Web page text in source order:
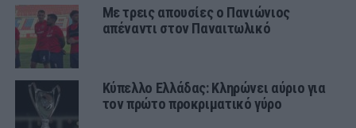
Με τρεις απουσίες ο Πανιώνιος
απέναντι στον Παναιτωλικό
Κύπελλο Ελλάδας: Κληρώνει αύριο για
τον πρώτο προκριματικό γύρο